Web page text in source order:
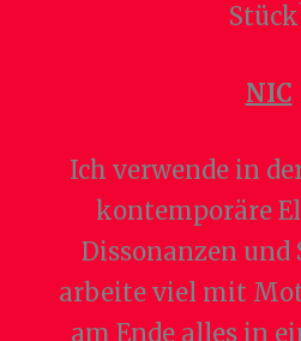
NIC
Ich verwende in
kontemporäre
Dissonanzen und
arbeite viel mit
am Ende alles in